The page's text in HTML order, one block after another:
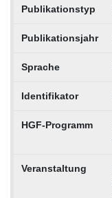
Publikationstyp
Publikationsjahr
Sprache
Identifikator
HGF-Programm
Veranstaltung